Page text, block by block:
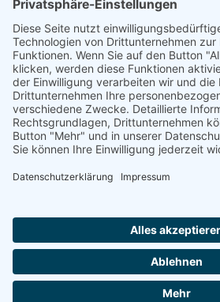
Förderung
© 1987 – 2025
Storchenhof Loburg e.V.
Alle Rechte vorbehalten.
Cookie-Einstellungen
Navigation überspringen
Impressum
Haftungsausschluss
Facebook
YouTube